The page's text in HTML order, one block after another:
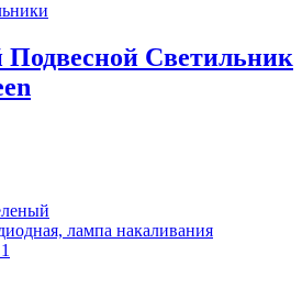
Светильник
лампа накаливания